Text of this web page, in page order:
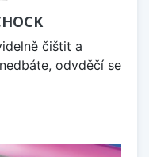
čištit a
odvděčí se